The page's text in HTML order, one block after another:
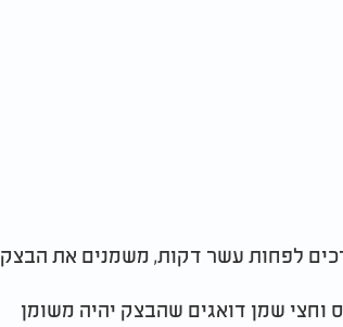
לפחות עשר דקות, משמנים את הבצק
במגש עם כוס וחצי שמן דואגים שהבצק יהיה משומן